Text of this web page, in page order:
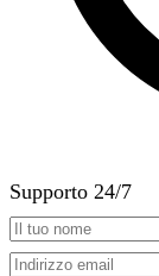
Supporto 24/7